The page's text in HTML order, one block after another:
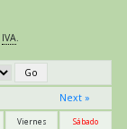
IVA
Next »
Viernes Sábado